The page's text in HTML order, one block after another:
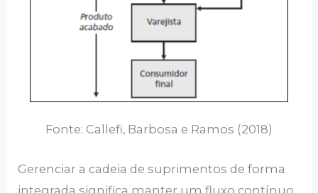
Fonte: Callefi, Barbosa e Ramos (2018)
Gerenciar a cadeia de suprimentos de forma